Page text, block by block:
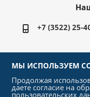
+7 (3522) 25-
640027,
МЫ ИСПОЛЬЗУЕМ
Продолжая
даете согласие на
пользовательских